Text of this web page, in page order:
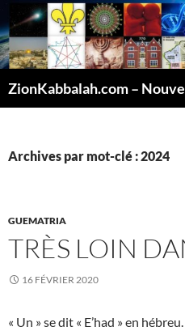
ZionKabbalah.com –
Archives par mot-clé : 2024
GUEMATRIA
TRÈS LOIN
16 FÉVRIER 2020
« Un » se dit « E’had » en hébreu.